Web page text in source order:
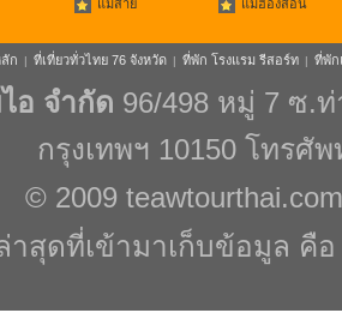
แม่สาย แม่ฮ่องสอน
ก | ที่เที่ยวทั่วไทย 76 จังหวัด | ที่พัก โรงแรม รีสอร์ท | ที่พัก
อ จำกัด 96/498 หมู่ 7 ซ.
กรุงเทพฯ 10150 โทรศั
© 2009 teawtourthai.com
สุดที่เข้ามาเก็บข้อมูล คือ